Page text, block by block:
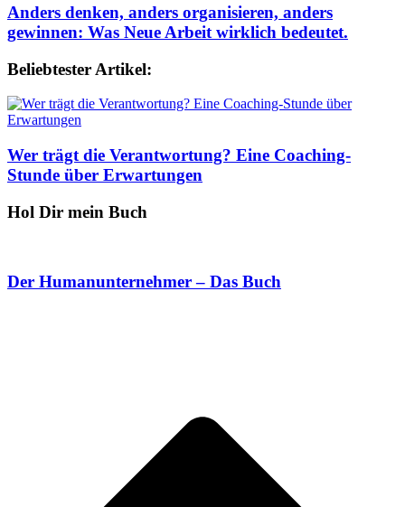
Anders denken, anders organisieren, anders
gewinnen: Was Neue Arbeit wirklich bedeutet.
Beliebtester Artikel:
Wer trägt die Verantwortung? Eine Coaching-
Stunde über Erwartungen
Hol Dir mein Buch
Der Humanunternehmer – Das Buch